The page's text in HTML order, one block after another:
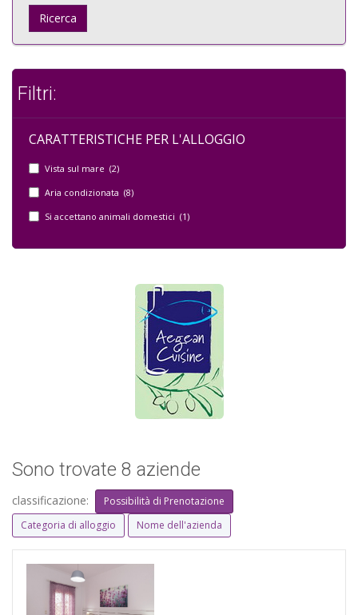
Ricerca
Filtri:
CARATTERISTICHE PER L'ALLOGGIO
Vista sul mare (2)
Aria condizionata (8)
Si accettano animali domestici (1)
Sono trovate 8 aziende
classificazione:
Possibilità di Prenotazione
Categoria di alloggio
Nome dell'azienda